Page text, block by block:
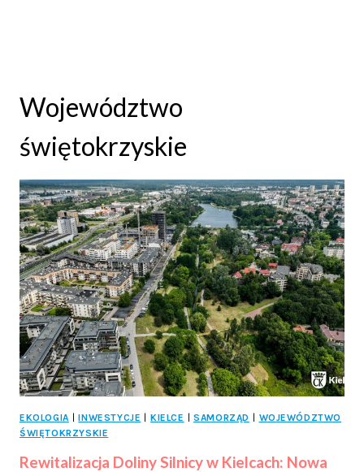
Województwo
świętokrzyskie
EKOLOGIA INWESTYCJE KIELCE SAMORZĄD
WOJEWÓDZTWO
ŚWIĘTOKRZYSKIE
Rewitalizacja Doliny Silnicy w Kielcach: Nowa